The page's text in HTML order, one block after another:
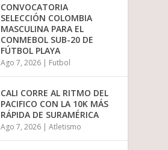
CONVOCATORIA
SELECCIÓN COLOMBIA
MASCULINA PARA EL
CONMEBOL SUB-20 DE
FÚTBOL PLAYA
Ago 7, 2026 | Futbol
CALI CORRE AL RITMO DEL
PACIFICO CON LA 10K MÁS
RÁPIDA DE SURAMÉRICA
Ago 7, 2026 |Atletismo